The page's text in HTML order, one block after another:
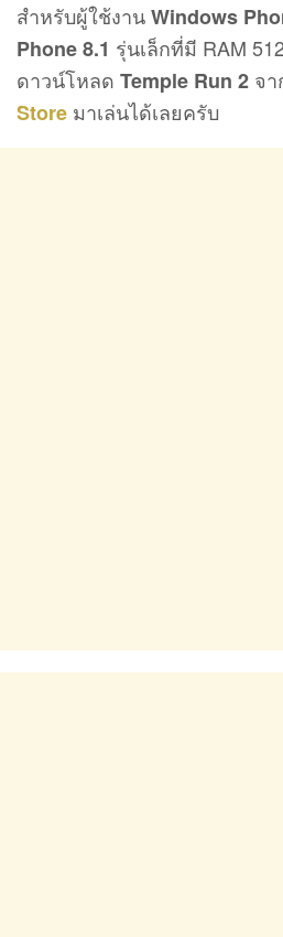
สำหรับผู้ใช้งานWindows
Phone 8.1 รุ่นเล็กที่มี RAM
ดาวน์โหลด Temple Run 2 จา
Store มาเล่นได้เลยครับ